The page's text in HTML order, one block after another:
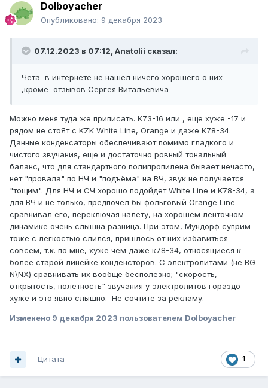
Dolboyacher
Опубликовано: 9 декабря 2023
07.12.2023 в 07:12, Anatolii сказал:
Чета в интернете не нашел ничего хорошего о них
,кроме отзывов Сергея Витальевича
Можно меня туда же приписать. К73-16 или , еще хуже -17 и
рядом не стоЯт с KZK White Line, Orange и даже К78-34.
Данные конденсаторы обеспечивают помимо гладкого и
чистого звучания, еще и достаточно ровный тональный
баланс, что для стандартного полипропилена бывает нечасто,
нет "провала" по НЧ и "подъёма" на ВЧ, звук не получается
"тощим". Для НЧ и СЧ хорошо подойдет White Line и K78-34, а
для ВЧ и не только, предпочёл бы фольговый Orange Line -
сравнивал его, переключая налету, на хорошем ленточном
динамике очень слышна разница. При этом, Мундорф суприм
тоже с легкостью слился, пришлось от них избавиться
совсем, т.к. по мне, хуже чем даже к78-34, относящиеся к
более старой линейке конденсторов. С электролитами (не BG
N\NX) сравнивать их вообще бесполезно; "скорость,
открытость, полётность" звучания у электролитов гораздо
хуже и это явно слышно. Не сочтите за рекламу.
Изменено 9 декабря 2023 пользователем Dolboyacher
1
Цитата